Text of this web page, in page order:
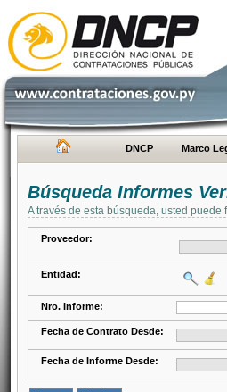
DNCP Marco
Búsqueda Informes
A través de esta búsqueda, usted
Proveedor:
Entidad:
Nro. Informe:
Fecha de Contrato Desde:
Fecha de Informe Desde: